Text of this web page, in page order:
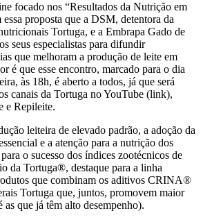
focado nos “Resultados da Nutrição em
proposta que a DSM, detentora da
Tortuga, e a Embrapa Gado de
seus especialistas para difundir
que melhoram a produção de leite em
é que esse encontro, marcado para o dia
às 18h, é aberto a todos, já que será
canais da Tortuga no YouTube (link),
e Repileite.
leiteira de elevado padrão, a adoção da
e a atenção para a nutrição dos
o sucesso dos índices zootécnicos de
da Tortuga®, destaque para a linha
que combinam os aditivos CRINA®
Tortuga que, juntos, promovem maior
as que já têm alto desempenho).